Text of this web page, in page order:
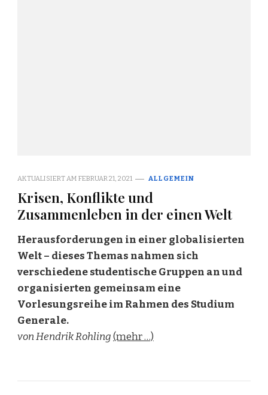
AKTUALISIERT AM FEBRUAR 21, 2021 ALLGEMEIN
Krisen, Konflikte und
Zusammenleben in der einen Welt
Herausforderungen in einer globalisierten
Welt – dieses Themas nahmen sich
verschiedene studentische Gruppen an und
organisierten gemeinsam eine
Vorlesungsreihe im Rahmen des Studium
Generale.
von Hendrik Rohling(mehr …)